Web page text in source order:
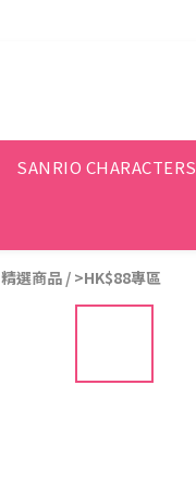
SANRIO CHARACTERS
精選商品 / >HK$88專區